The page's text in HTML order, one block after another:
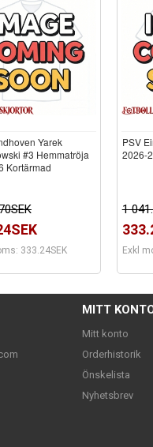
Yarek
#3 Hemmatröja
Kortärmad
333.24SEK
PSV
2026-
1
Exkl
MITT
Mitt konto
Orderhistorik
Önskelista
Nyhetsbrev